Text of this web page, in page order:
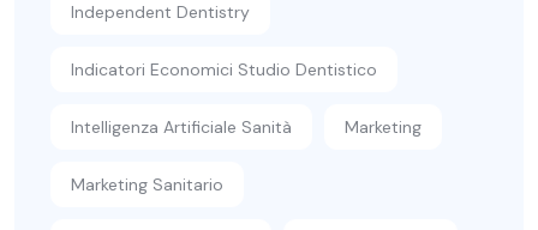
Independent Dentistry
Indicatori Economici Studio Dentistico
Intelligenza Artificiale Sanità Marketing
Marketing Sanitario